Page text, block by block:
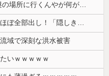
【悲報】 明日、飛田給とかいう謎の場所に行くんやが何があるんや????・・・・・・・・・
【最新画像】 tuki.(17)、ハワイでほぼ全部出し！「隠しきれない美貌」とSNSざわつく
域で深刻な洪水被害
いｗｗｗｗｗ